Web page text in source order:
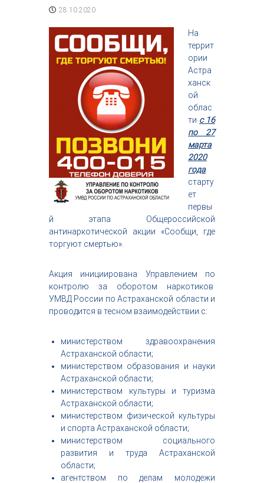
р
и
я
к
р
а
с
т
ы
28.10.2020
На
террит
ории
Астра
ханск
ой
облас
ти с 16
по 27
марта
2020
года
старту
ет
первы
й этапа Общероссийской
антинаркотической акции «Сообщи, где
торгуют смертью».
Акция инициирована Управлением по
контролю за оборотом наркотиков
УМВД России по Астраханской области и
проводится в тесном взаимодействии с:
министерством здравоохранения
Астраханской области;
министерством образования и науки
Астраханской области;
министерством культуры и туризма
Астраханской области;
министерством физической культуры
и спорта Астраханской области;
министерством социального
развития и труда Астраханской
области;
агентством по делам молодежи